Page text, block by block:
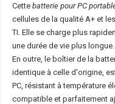
Cette batterie pour PC
cellules de la qualité A+ et
TI. Elle se charge plus
une durée de vie plus longue.
En outre, le boîtier de la
identique à celle d'origine,
PC, résistant à température
compatible et parfaitement